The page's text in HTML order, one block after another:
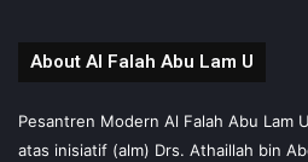
About Al Falah Abu Lam U
Pesantren Modern Al Falah Abu Lam
atas inisiatif (alm) Drs. Athaillah bin